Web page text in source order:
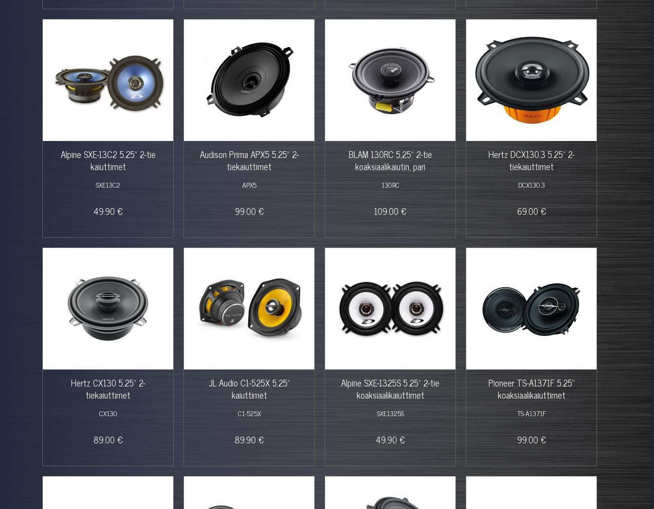
Alpine SXE-13C2 5.25" 2-tie
kaiuttimet
SXE13C2
49.90 €
Audison Prima APX5 5,25" 2-
tiekaiuttimet
APX5
99.00 €
BLAM 130RC 5,25" 2-tie
koaksiaalikaiutin, pari
130RC
109.00 €
Hertz DCX130.3 5.25" 2-
tiekaiuttimet
DCX130.3
69.00 €
Hertz CX130 5.25" 2-
tiekaiuttimet
CX130
89.00 €
JL Audio C1-525X 5,25"
kaiuttimet
C1-525X
89.90 €
Alpine SXE-1325S 5.25" 2-tie
koaksiaalikaiuttimet
SXE1325S
49.90 €
Pioneer TS-A1371F 5.25"
koaksiaalikaiuttimet
TS-A1371F
99.00 €